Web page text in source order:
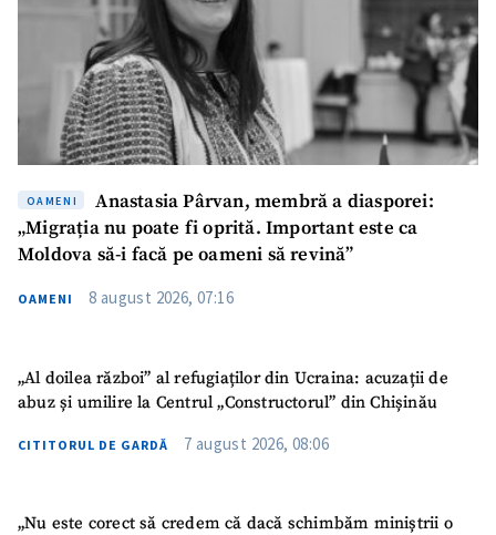
OAMENI
Anastasia Pârvan, membră a diasporei:
„Migrația nu poate fi oprită. Important este ca
Moldova să-i facă pe oameni să revină”
OAMENI 8 august 2026, 07:16
„Al doilea război” al refugiaților din Ucraina: acuzații de
abuz și umilire la Centrul „Constructorul” din Chișinău
CITITORUL DE GARDĂ 7 august 2026, 08:06
„Nu este corect să credem că dacă schimbăm miniștrii o
Link media
+ Link media
Mesajul știrei
+ Mesajul știrei
CONTACT SURSĂ
Sursă anonimă
Nume+ Numele meu
confidențialitate.